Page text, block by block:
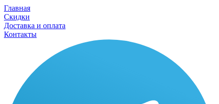
Главная
Скидки
Доставка и оплата
Контакты